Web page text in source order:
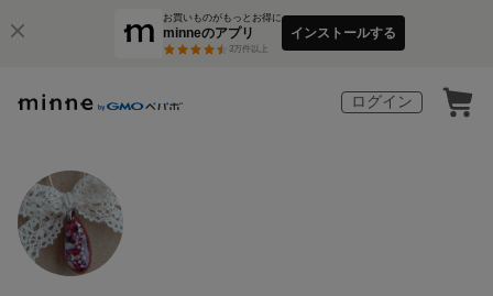
お買いものがもっとお得に
minneのアプリ
3万件以上
インストールする
ログイン